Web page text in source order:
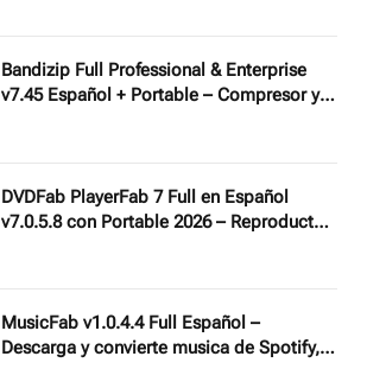
Bandizip Full Professional & Enterprise
v7.45 Español + Portable – Compresor y
DVDFab PlayerFab 7 Full en Español
v7.0.5.8 con Portable 2026 – Reproductor
MusicFab v1.0.4.4 Full Español –
Descarga y convierte musica de Spotify,